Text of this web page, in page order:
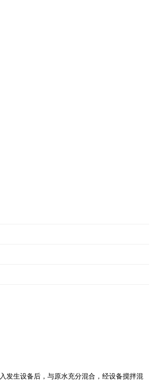
发生设备后，与原水充分混合，经设备搅拌混